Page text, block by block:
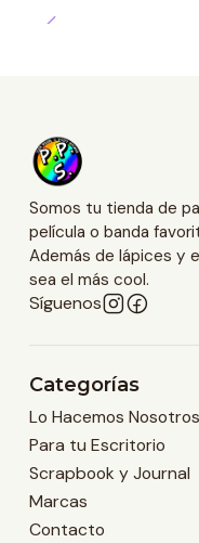
Somos tu tienda de
película o banda
Además de lápices y
sea el más cool.
Síguenos
Categorías
Lo Hacemos Nosotros
Para tu Escritorio
Scrapbook y Journal
Marcas
Contacto